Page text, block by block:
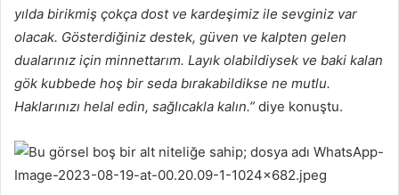
yılda birikmiş çokça dost ve kardeşimiz ile sevginiz var
olacak. Gösterdiğiniz destek, güven ve kalpten gelen
dualarınız için minnettarım. Layık olabildiysek ve baki kalan
gök kubbede hoş bir seda bırakabildikse ne mutlu.
Haklarınızı helal edin, sağlıcakla kalın.” diye konuştu.